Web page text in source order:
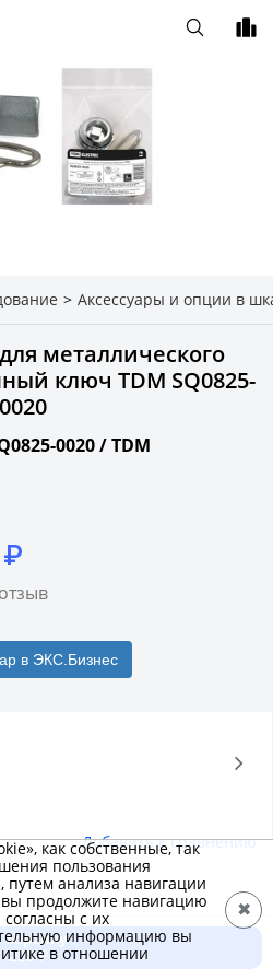
> Аксессуары и опции в
металлического
ключ TDM SQ0825-
0020
0020 /TDM
₽
в ЭКС.Бизнес
Добавить к сравнению
ключи для отпирания
с замками различного
корзину
223 ₽
как собственные, так
пользования
анализа навигации
продолжите навигацию
с их
информацию вы
в отношении
✖